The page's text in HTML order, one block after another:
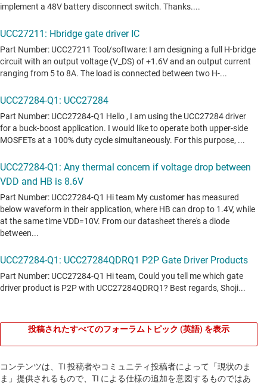
投稿されたすべてのフォーラムトピック (英語) を表示
コンテンツは、TI 投稿者やコミュニティ投稿者によって「現状のま
ま」提供されるもので、TI による仕様の追加を意図するものではあ